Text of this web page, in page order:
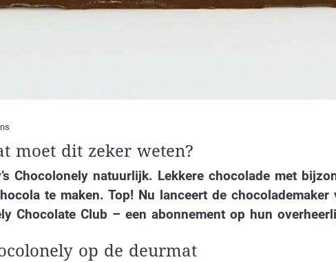
moet dit zeker weten?
Chocolonely natuurlijk. Lekkere chocolade met
te maken. Top! Nu lanceert de chocolademaker
Chocolate Club – een abonnement op hun
op de deurmat